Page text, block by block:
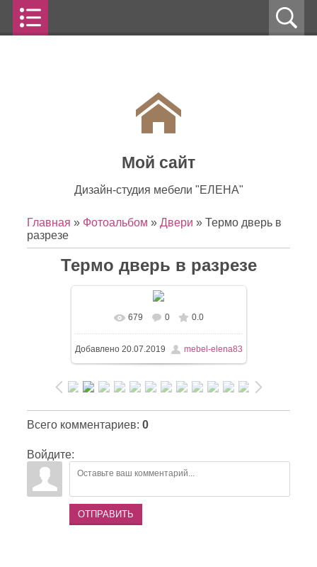
Мой сайт
Дизайн-студия мебели "ЕЛЕНА"
Главная » Фотоальбом » Двери » Термо дверь в
разрезе
Термо дверь в разрезе
679 0 0.0
Добавлено20.07.2019 mebel-elena83
Всего комментариев: 0
Войдите:
ОТПРАВИТЬ